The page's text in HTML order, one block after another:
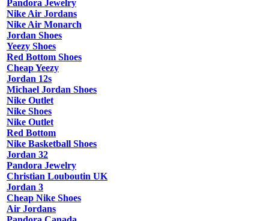
Pandora Jewelry
Nike Air Jordans
Nike Air Monarch
Jordan Shoes
Yeezy Shoes
Red Bottom Shoes
Cheap Yeezy
Jordan 12s
Michael Jordan Shoes
Nike Outlet
Nike Shoes
Nike Outlet
Red Bottom
Nike Basketball Shoes
Jordan 32
Pandora Jewelry
Christian Louboutin UK
Jordan 3
Cheap Nike Shoes
Air Jordans